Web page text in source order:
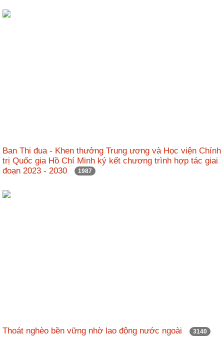
Ban Thi đua - Khen thưởng Trung ương và Học viện Chính
trị Quốc gia Hồ Chí Minh ký kết chương trình hợp tác giai
đoạn 2023 - 2030
1987
Thoát nghèo bền vững nhờ lao động nước ngoài 3140